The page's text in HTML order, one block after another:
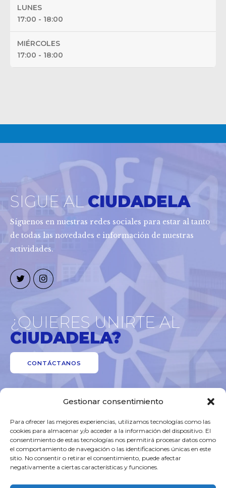
Gestionar consentimiento
Para ofrecer las mejores experiencias, utilizamos tecnologías como las
cookies para almacenar y/o acceder a la información del dispositivo. El
consentimiento de estas tecnologías nos permitirá procesar datos como
el comportamiento de navegación o las identificaciones únicas en este
sitio. No consentir o retirar el consentimiento, puede afectar
negativamente a ciertas características y funciones.
LUNES
17:00 - 18:00
MIÉRCOLES
17:00 - 18:00
SIGUE ALCIUDADELA
Síguenos en nuestras redes sociales para estar al tanto
de todas las novedades e información de nuestras
actividades.
¿QUIERES UNIRTE AL
CIUDADELA?
CONTÁCTANOS
Aviso Legal